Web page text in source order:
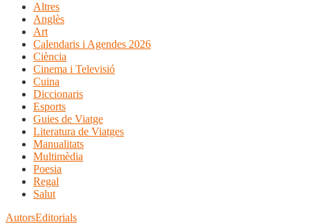
Altres
Anglès
Art
Calendaris i Agendes 2026
Ciència
Cinema i Televisió
Cuina
Diccionaris
Esports
Guies de Viatge
Literatura de Viatges
Manualitats
Multimèdia
Poesia
Regal
Salut
AutorsEditorials